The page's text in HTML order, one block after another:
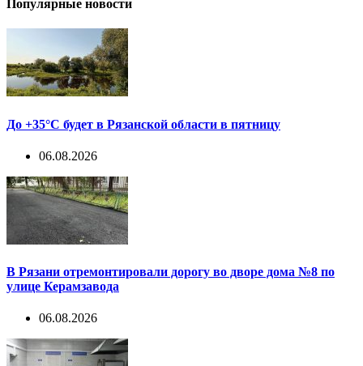
Популярные новости
До +35°С будет в Рязанской области в пятницу
06.08.2026
В Рязани отремонтировали дорогу во дворе дома №8 по
улице Керамзавода
06.08.2026